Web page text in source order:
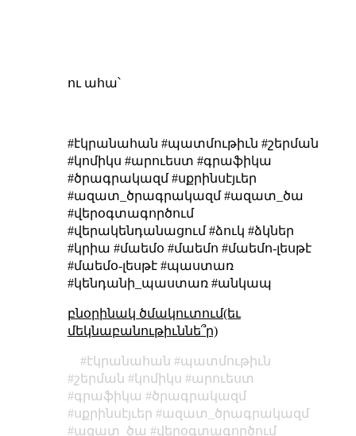
ու ահա՝
#էկրանահան #պատմութիւն #շերման
#կոմիկս #արուեստ #գրաֆիկա
#ծրագրակազմ #սքրինսէյւեր
#ազատ_ծրագրակազմ #ազատ_ծա
#վերօգտագործում
#վերակենդանացում #ձուկ #ձկներ
#կրիա #մաեմօ #մաեմո #մաեմո-լեսթէ
#մաեմօ-լեսթէ #պաստառ
#կենդանի_պաստառ #անկապ
բնօրինակ ծմակուտում(եւ
մեկնաբանութիւննե՞ր)
էկրանահան
պատմութիւն
շերման
կոմիկս
արուեստ
գրաֆիկա
ծրագրակազմ
սքրինսէյւեր
ազատ_ծրագրակազմ
ազատ_ծա
վերօգտագործում